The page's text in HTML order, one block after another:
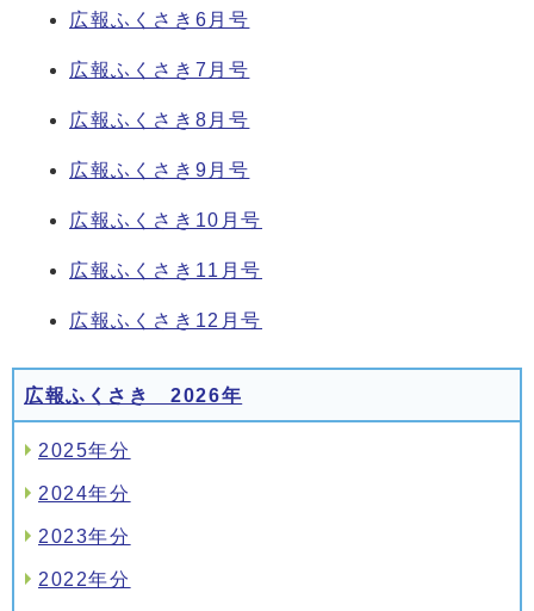
広報ふくさき6月号
広報ふくさき7月号
広報ふくさき8月号
広報ふくさき9月号
広報ふくさき10月号
広報ふくさき11月号
広報ふくさき12月号
広報ふくさき 2026年
2025年分
2024年分
2023年分
2022年分